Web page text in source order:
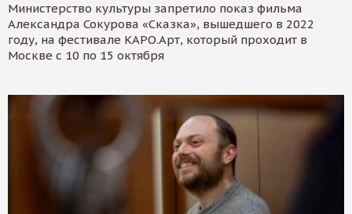
Министерство культуры запретило показ фильма
Александра Сокурова «Сказка», вышедшего в 2022
году, на фестивале КАРО.Арт, который проходит в
Москве с 10 по 15 октября